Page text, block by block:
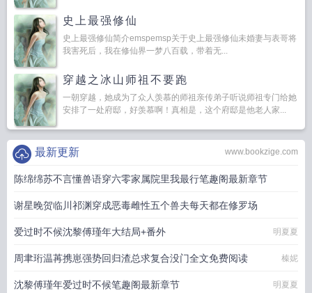
史上最强修仙
史上最强修仙简介emspemsp关于史上最强修仙未婚妻与表哥将
我害死后，我在修仙界一梦八百载，带着无...
穿越之冰山师祖不要跑
一朝穿越，她成为了众人羡慕的师祖亲传弟子听说师祖专门给她
安排了一处府邸，好羡慕啊！真相是，这个府邸是他老人家...
www.bookzige.com
最新更新
陈绵绵苏不言懂兽语穿六零家属院里我最行笔趣阁最新章节
情丝入你心
谢星晚贺临川祁渊穿成恶毒雌性五个兽夫每天都在修罗场
那张倾城脸
爱过时不候沈黎傅瑾年大结局+番外 明夏夏
周聿珩温苒携崽强势回归渣总求复合没门全文免费阅读 榛妮
沈黎傅瑾年爱过时不候笔趣阁最新章节 明夏夏